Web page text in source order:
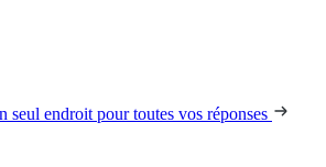
seul endroit pour toutes vos réponses